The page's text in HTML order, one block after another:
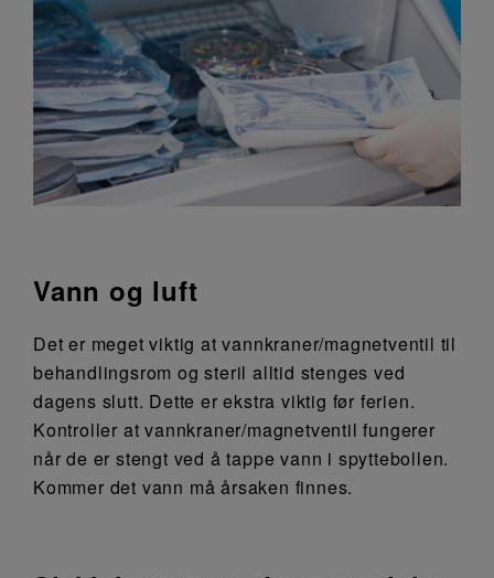
Vann og luft
Det er meget viktig at vannkraner/magnetventil til
behandlingsrom og steril alltid stenges ved
dagens slutt. Dette er ekstra viktig før ferien.
Kontroller at vannkraner/magnetventil fungerer
når de er stengt ved å tappe vann i spyttebollen.
Kommer det vann må årsaken finnes.